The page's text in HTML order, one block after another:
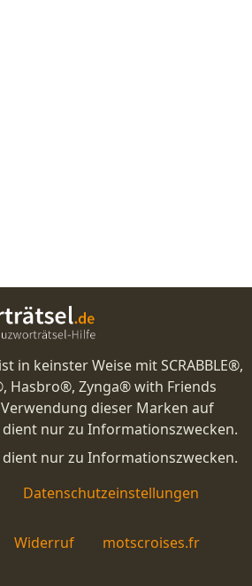
in keinster Weise mit SCRABBLE®,
Hasbro®, Zynga® with Friends
dieser Marken auf
nur zu Informationszwecken.
nur zu Informationszwecken.
Datenschutzeinstellungen
Widerruf motscroises.fr